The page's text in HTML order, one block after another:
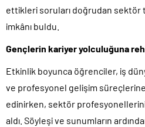
ettikleri soruları doğrudan
imkânı buldu.
Gençlerin kariyer yolculuğuna
Etkinlik boyunca öğrenciler, iş
ve profesyonel gelişim
edinirken, sektör
aldı. Söyleşi ve sunumların